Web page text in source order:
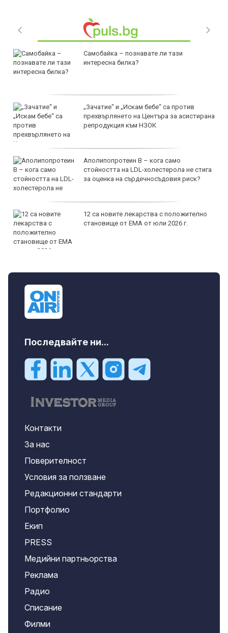
Самобайка – познавате ли тази
интересна билка?
„Зачатие“ и „Искам бебе“ са против
прехвърлянето на Центъра за асистирана
репродукция към НЗОК
Аполипопротеин B – кога само
стойността на LDL-холестерола не стига
за оценка на сърдечносъдовия риск?
12 са новите лекарства с положително
становище от ЕМА от юли 2026 г.
Последвайте ни...
Контакти
За нас
Поверителност
Условия за ползване
Редакционни стандарти
Портфолио
Екип
PRESS
Медийни партньорства
Реклама
Радио
Списание
Филми